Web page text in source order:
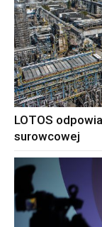
LOTOS
surowcowej